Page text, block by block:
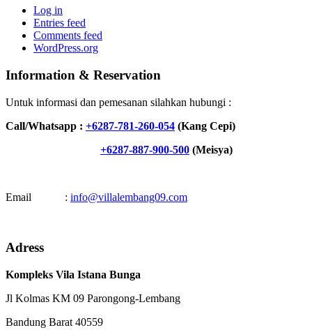
Log in
Entries feed
Comments feed
WordPress.org
Information & Reservation
Untuk informasi dan pemesanan silahkan hubungi :
Call/Whatsapp : +6287-781-260-054 (Kang Cepi)
+6287-887-900-500 (Meisya)
Email : info@villalembang09.com
Adress
Kompleks Vila Istana Bunga
Jl Kolmas KM 09 Parongong-Lembang
Bandung Barat 40559